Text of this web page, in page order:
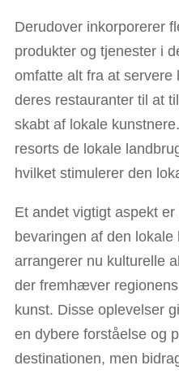
Derudover inkorporerer
produkter og tjenester i
omfatte alt fra at servere
deres restauranter til at
skabt af lokale
resorts de lokale
hvilket stimulerer den
Et andet vigtigt aspekt
bevaringen af den
arrangerer nu kulturelle
der fremhæver
kunst. Disse oplevelser
en dybere forståelse og
destinationen, men